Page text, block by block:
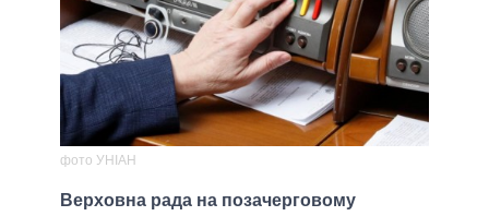
фото УНІАН
Верховна рада на позачерговому